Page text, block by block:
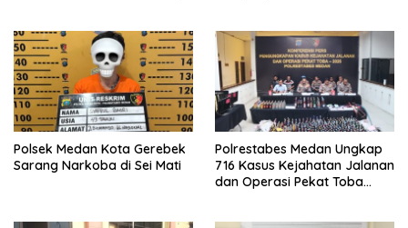
Polsek Medan Kota Gerebek
Sarang Narkoba di Sei Mati
Polrestabes Medan Ungkap
716 Kasus Kejahatan Jalanan
dan Operasi Pekat Toba